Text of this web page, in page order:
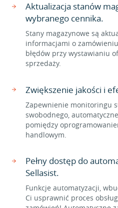
Aktualizacja stanów
wybranego cennika.
Stany magazynowe są
informacjami o
błędów przy wystawianiu
sprzedaży.
Zwiększenie jakości i
Zapewnienie monitoringu
swobodnego,
pomiędzy
handlowym.
Pełny dostęp do
Sellasist.
Funkcje automatyzacji,
Ci usprawnić proces